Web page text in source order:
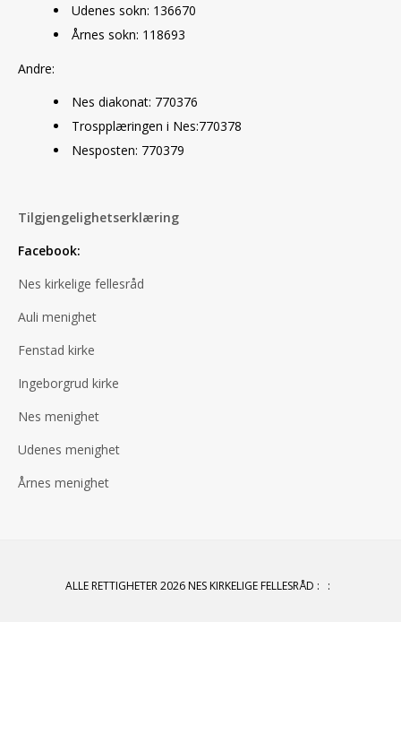
Udenes sokn: 136670
Årnes sokn: 118693
Andre:
Nes diakonat: 770376
Trospplæringen i Nes:770378
Nesposten: 770379
Tilgjengelighetserklæring
Facebook:
Nes kirkelige fellesråd
Auli menighet
Fenstad kirke
Ingeborgrud kirke
Nes menighet
Udenes menighet
Årnes menighet
ALLE RETTIGHETER 2026 NES KIRKELIGE FELLESRÅD : :